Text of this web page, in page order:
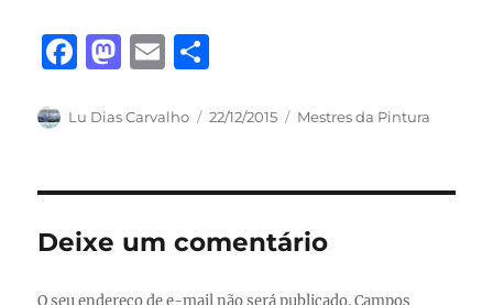
F
c
b
o
o
M
st
d
o
n
E
ai a
Autor
Lu Dias Carvalho
Publicado
22/12/2015 Categorias
Mestres da Pintura
Deixe um comentário